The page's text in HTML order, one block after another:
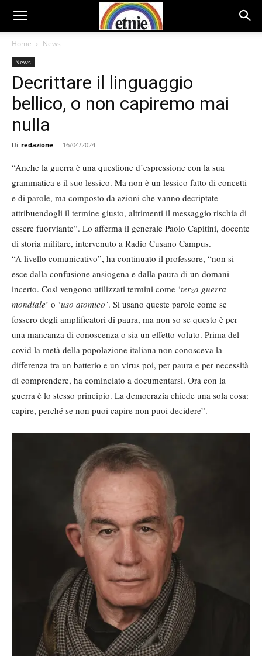
Home News
News
Decrittare il linguaggio
bellico, o non capiremo mai
nulla
Di redazione - 16/04/2024
“Anche la guerra è una questione d’espressione con la sua
grammatica e il suo lessico. Ma non è un lessico fatto di concetti
e di parole, ma composto da azioni che vanno decriptate
attribuendogli il termine giusto, altrimenti il messaggio rischia di
essere fuorviante”. Lo afferma il generale Paolo Capitini, docente
di storia militare, intervenuto a Radio Cusano Campus.
“A livello comunicativo”, ha continuato il professore, “non si
esce dalla confusione ansiogena e dalla paura di un domani
incerto. Così vengono utilizzati termini come ‘terza guerra
mondiale’ o ‘uso atomico’. Si usano queste parole come se
fossero degli amplificatori di paura, ma non so se questo è per
una mancanza di conoscenza o sia un effetto voluto. Prima del
covid la metà della popolazione italiana non conosceva la
differenza tra un batterio e un virus poi, per paura e per necessità
di comprendere, ha cominciato a documentarsi. Ora con la
guerra è lo stesso principio. La democrazia chiede una sola cosa:
capire, perché se non puoi capire non puoi decidere”.